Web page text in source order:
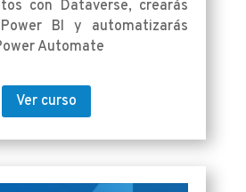
con Dataverse, crearás
BI y automatizarás
Automate
Ver curso